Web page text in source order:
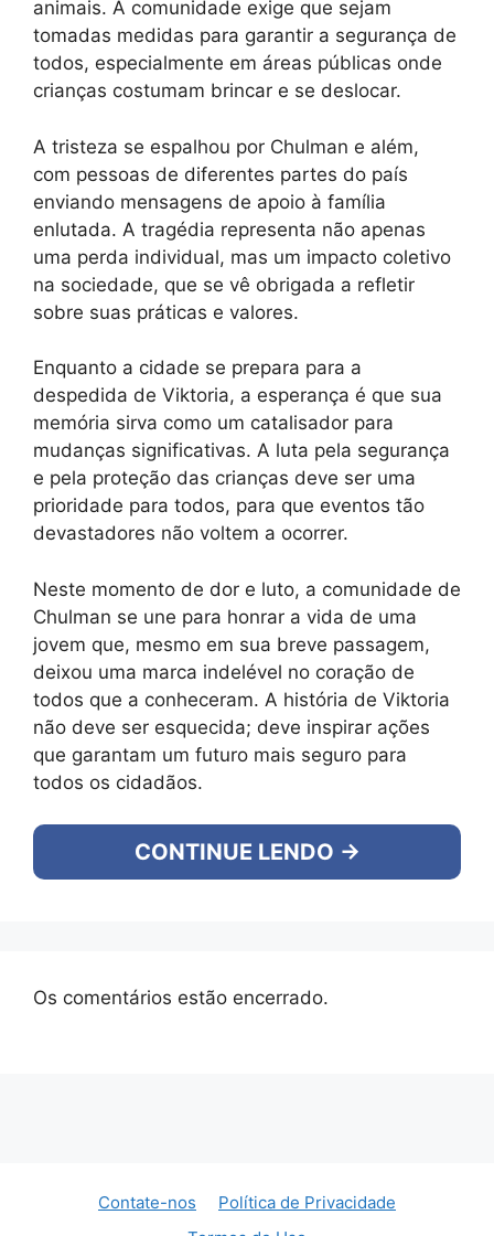
animais. A comunidade exige que sejam
tomadas medidas para garantir a segurança de
todos, especialmente em áreas públicas onde
crianças costumam brincar e se deslocar.
A tristeza se espalhou por Chulman e além,
com pessoas de diferentes partes do país
enviando mensagens de apoio à família
enlutada. A tragédia representa não apenas
uma perda individual, mas um impacto coletivo
na sociedade, que se vê obrigada a refletir
sobre suas práticas e valores.
Enquanto a cidade se prepara para a
despedida de Viktoria, a esperança é que sua
memória sirva como um catalisador para
mudanças significativas. A luta pela segurança
e pela proteção das crianças deve ser uma
prioridade para todos, para que eventos tão
devastadores não voltem a ocorrer.
Neste momento de dor e luto, a comunidade de
Chulman se une para honrar a vida de uma
jovem que, mesmo em sua breve passagem,
deixou uma marca indelével no coração de
todos que a conheceram. A história de Viktoria
não deve ser esquecida; deve inspirar ações
que garantam um futuro mais seguro para
todos os cidadãos.
CONTINUE LENDO →
Os comentários estão encerrado.
Contate-nos
Política de Privacidade